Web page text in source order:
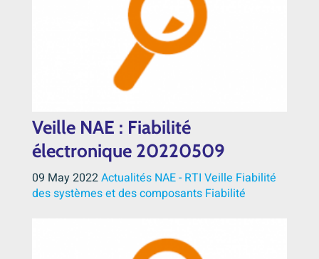
Veille NAE : Fiabilité
électronique 20220509
09 May 2022Actualités NAE - RTI Veille Fiabilité
des systèmes et des composants Fiabilité